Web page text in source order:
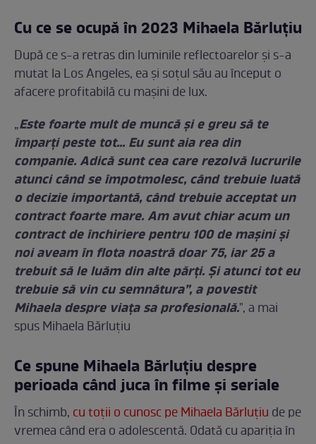
Cu ce se ocupă în 2023 Mihaela Bărluțiu
După ce s-a retras din luminile reflectoarelor și s-a
mutat la Los Angeles, ea și soțul său au început o
afacere profitabilă cu mașini de lux.
„Este foarte mult de muncă şi e greu să te
împarţi peste tot… Eu sunt aia rea din
companie. Adică sunt cea care rezolvă lucrurile
atunci când se împotmolesc, când trebuie lua­tă
o decizie importantă, când trebuie acceptat un
contract foarte mare. Am avut chiar acum un
contract de închiriere pentru 100 de maşini şi
noi aveam în flota noastră doar 75, iar 25 a
trebuit să le luăm din alte părţi. Şi atunci tot eu
trebuie să vin cu semnătura”, a povestit
Mihaela despre viața sa profesională.", a mai
spus Mihaela Bărluțiu
Ce spune Mihaela Bărluțiu despre
perioada când juca în filme și seriale
În schimb, cu toții o cunosc pe Mihaela Bărluțiu de pe
vremea când era o adolescentă. Odată cu apariția în